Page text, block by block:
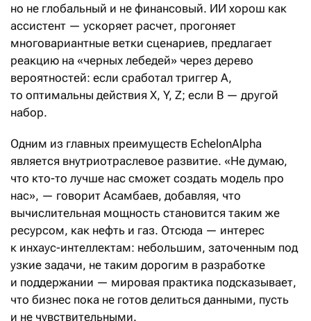
но не глобальный и не финансовый. ИИ хорош как
ассистент — ускоряет расчет, прогоняет
многовариантные ветки сценариев, предлагает
реакцию на «черных лебедей» через дерево
вероятностей: если сработал триггер А,
то оптимальны действия X, Y, Z; если В — другой
набор.
Одним из главных преимуществ EchelonAlpha
является внутриотраслевое развитие. «Не думаю,
что кто-то лучше нас сможет создать модель про
нас», — говорит Асамбаев, добавляя, что
вычислительная мощность становится таким же
ресурсом, как нефть и газ. Отсюда — интерес
к инхаус-интеллектам: небольшим, заточенным под
узкие задачи, не таким дорогим в разработке
и поддержании — мировая практика подсказывает,
что бизнес пока не готов делиться данными, пусть
и не чувствительными.